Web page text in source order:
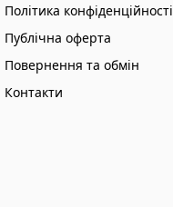
Політика конфіденційності
Публічна оферта
Повернення та обмін
Контакти